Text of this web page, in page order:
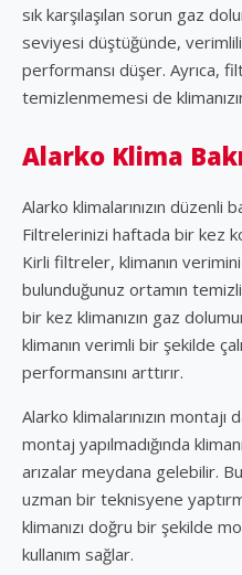
sık karşılaşılan sorun gaz
seviyesi düştüğünde,
performansı düşer. Ayrıca,
temizlenmemesi de
Alarko Klima
Alarko klimalarınızın düzenli
Filtrelerinizi haftada bir kez
Kirli filtreler, klimanın
bulunduğunuz ortamın
bir kez klimanızın gaz
klimanın verimli bir şekilde
performansını arttırır.
Alarko klimalarınızın
montaj yapılmadığında
arızalar meydana gelebilir.
uzman bir teknisyene
klimanızı doğru bir şekilde
kullanım sağlar.